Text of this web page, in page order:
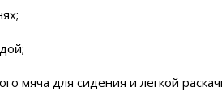
мяча для сидения и легкой